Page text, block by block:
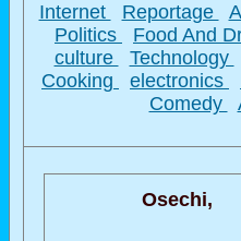
Internet Reportage
Politics
Food And
culture
Technology
Cooking
electronics
Comedy
Osechi,